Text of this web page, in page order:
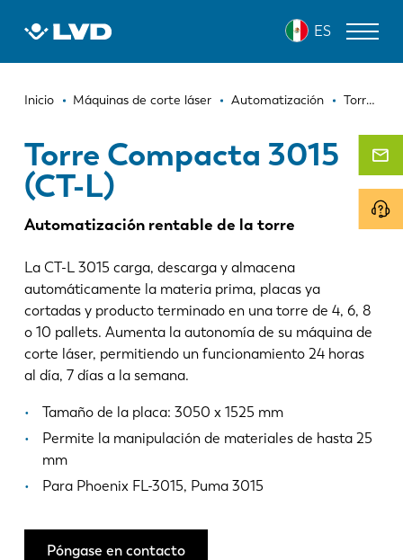
ES
Ruta
navegación
Inicio Máquinas de corte láser Automatización Torre Compacta 3015 (CT-L)
Torre Compacta 3015
(CT-L)
Automatización rentable de la torre
La CT-L 3015 carga, descarga y almacena
automáticamente la materia prima, placas ya
cortadas y producto terminado en una torre de 4, 6, 8
o 10 pallets. Aumenta la autonomía de su máquina de
corte láser, permitiendo un funcionamiento 24 horas
al día, 7 días a la semana.
Tamaño de la placa: 3050 x 1525 mm
Permite la manipulación de materiales de hasta 25
mm
Para Phoenix FL-3015, Puma 3015
Póngase en contacto
TORRE COMPACTA 3015 (CT-L)
MÁQUINAS DE CORTE LÁSER
PANELADORAS
SOFTWARE
SERVICIO DE ATENCIÓN AL CLIENTE
Sobre LVD
Noticias
Descubra LVD
Testimonios
Eventos
Industrias y soluciones